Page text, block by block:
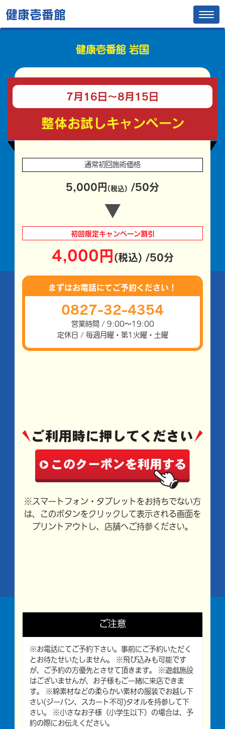
健康壱番館
健康壱番館 岩国
7月16日〜8月15日
整体お試しキャンペーン
通常初回施術価格
5,000円(税込) /50分
初回限定キャンペーン割引
4,000円(税込) /50分
まずはお電話にてご予約ください！
0827-32-4354
営業時間 / 9:00～19:00
定休日 / 毎週月曜・第1火曜・土曜
※スマートフォン・タブレットをお持ちでない方
は、このボタンをクリックして表示される画面を
プリントアウトし、店舗へご持参ください。
ご注意
※お電話にてご予約下さい。事前にご予約いただく
とお待たせいたしません。 ※飛び込みも可能です
が、ご予約の方優先とさせて頂きます。 ※遊戯施設
はございませんが、お子様もご一緒に来店できま
す。 ※綿素材などの柔らかい素材の服装でお越し下
さい(ジーパン、スカート不可)タオルを持参して下
さい。 ※小さなお子様（小学生以下）の場合は、予
約の際にお伝えください。